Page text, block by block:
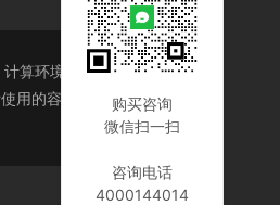
算环境中运行。Amazon
用的容量收费，改变了计
购买咨询
微信扫一扫
咨询电话
4000144014